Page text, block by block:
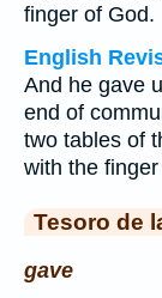
finger of God.
English
And he gave
end of
two tables of
with the
Tesoro de
gave